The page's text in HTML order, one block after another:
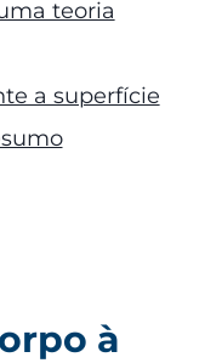
teoria
a superfície
à